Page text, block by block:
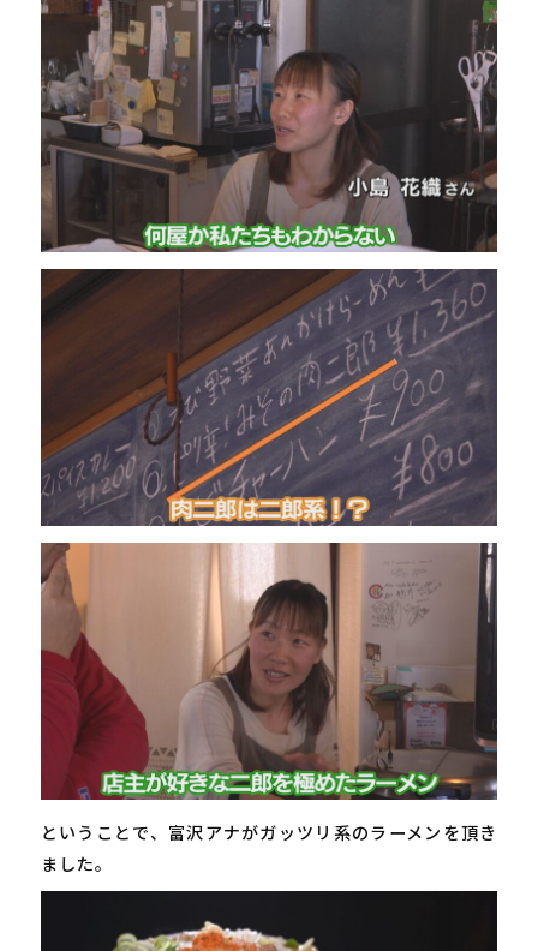
ということで、富沢アナがガッツリ系のラーメンを頂き
ました。